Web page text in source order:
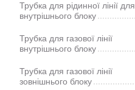
Трубка для рідинної лінії для
внутрішнього блоку
Трубка для газової лінії
внутрішнього блоку
Трубка для газової лінії
зовнішнього блоку